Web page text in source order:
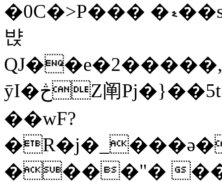
�0C�>P��� �ޑ��s�P���cd����)�
뱑
ӯI�څZ阐Pj�}��5t �o����΃��j�/
��wF?
����"�